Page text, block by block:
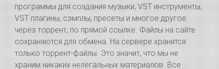
программы для создания музыки, VST инструменты,
VST плагины, сэмплы, пресеты и многое другое
через торрент, по прямой ссылке. Файлы на сайте
сохраняются для обмена. На сервере хранятся
только торрент-файлы. Это значит, что мы не
храним никаких нелегальных материалов. Все